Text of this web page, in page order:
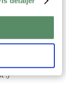
da den
med ♡
at jeg har lavet
for
det vil
:)